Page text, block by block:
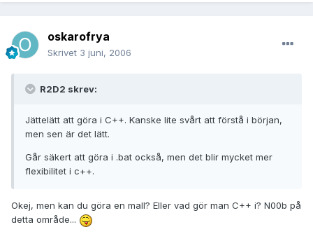
oskarofrya
Skrivet 3 juni, 2006
R2D2 skrev:
Jättelätt att göra i C++. Kanske lite svårt att förstå i början,
men sen är det lätt.
Går säkert att göra i .bat också, men det blir mycket mer
flexibilitet i c++.
Okej, men kan du göra en mall? Eller vad gör man C++ i? N00b på
detta område...